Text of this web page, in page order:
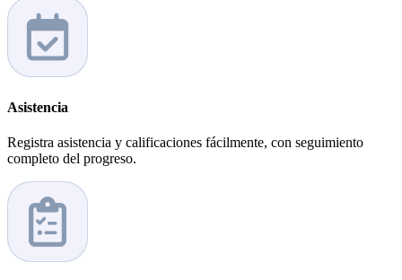
Asistencia
Registra asistencia y calificaciones fácilmente, con seguimiento
completo del progreso.